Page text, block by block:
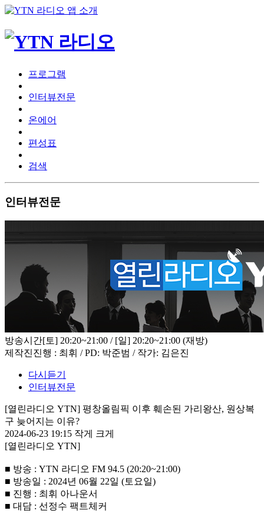
프로그램
인터뷰전문
온에어
편성표
검색
인터뷰전문
방송시간[토] 20:20~21:00 / [일] 20:20~21:00 (재방)
제작진진행 : 최휘 / PD: 박준범 / 작가: 김은진
다시듣기
인터뷰전문
[열린라디오 YTN] 평창올림픽 이후 훼손된 가리왕산, 원상복
구 늦어지는 이유?
2024-06-23 19:15 작게
크게
[열린라디오 YTN]
■ 방송 : YTN 라디오 FM 94.5 (20:20~21:00)
■ 방송일 : 2024년 06월 22일 (토요일)
■ 진행 : 최휘 아나운서
■ 대담 : 선정수 팩트체커